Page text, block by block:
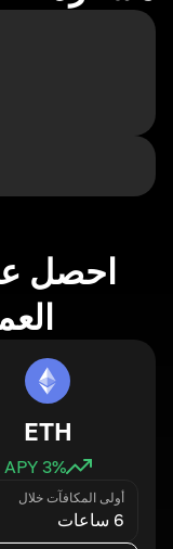
احصل
ETH
3% APY
أولى المكافآت خلال
6 ساعات